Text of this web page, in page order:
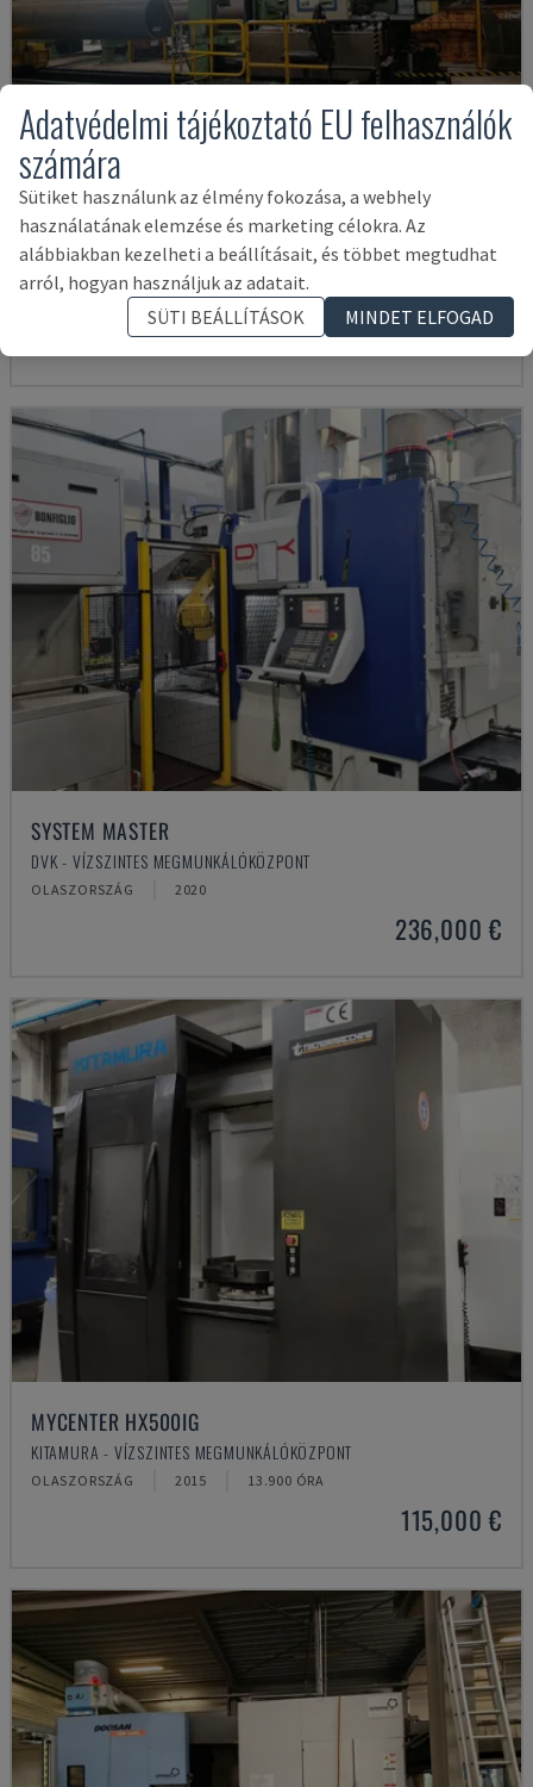
IRD 1600 CNC
IRLE - VÍZSZINTES MEGMUNKÁLÓKÖZPONT
NÉMETORSZÁG 2004
75,000 €
SYSTEM MASTER
DVK - VÍZSZINTES MEGMUNKÁLÓKÖZPONT
OLASZORSZÁG 2020
236,000 €
MYCENTER HX500IG
KITAMURA - VÍZSZINTES MEGMUNKÁLÓKÖZPONT
OLASZORSZÁG 2015 13.900 ÓRA
115,000 €
Adatvédelmi tájékoztató EU felhasználók
számára
Sütiket használunk az élmény fokozása, a webhely
használatának elemzése és marketing célokra. Az
alábbiakban kezelheti a beállításait, és többet megtudhat
arról, hogyan használjuk az adatait.
SÜTI BEÁLLÍTÁSOK
MINDET ELFOGAD